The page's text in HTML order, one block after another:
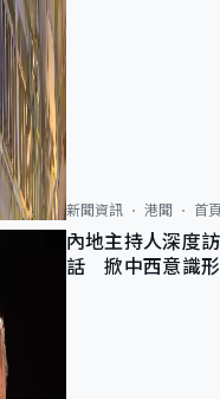
新聞資訊 港聞 首
內地主持人深度
話 掀中西意識